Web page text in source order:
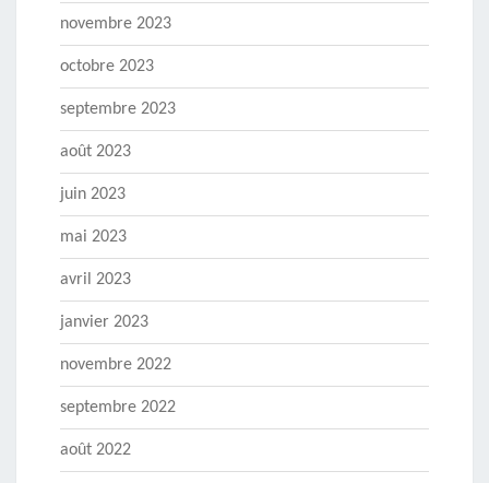
novembre 2023
octobre 2023
septembre 2023
août 2023
juin 2023
mai 2023
avril 2023
janvier 2023
novembre 2022
septembre 2022
août 2022